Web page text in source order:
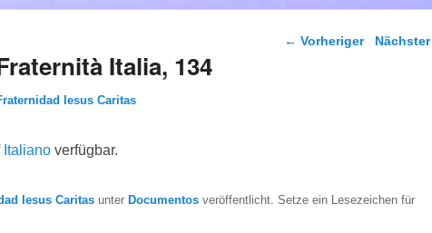
Beitragsnavigation
← Vorheriger Nächster
Italia, 134
Iesus Caritas
Italiano verfügbar.
Iesus Caritas unter Documentos veröffentlicht. Setze ein Lesezeichen für